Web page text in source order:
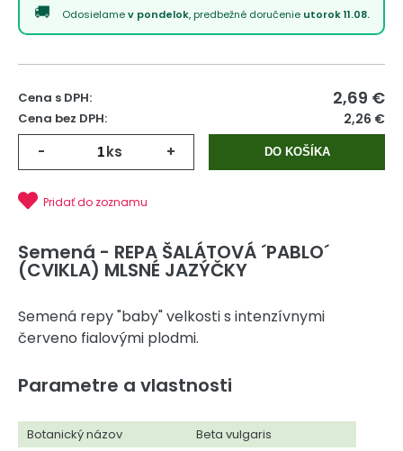
Odosielamev pondelok, predbežné doručenie utorok 11.08.
Cena s DPH: 2,69 €
Cena bez DPH: 2,26 €
- ks + DO KOŠÍKA
Pridať do zoznamu
Semená - REPA ŠALÁTOVÁ ´PABLO´
(CVIKLA) MLSNÉ JAZÝČKY
Semená repy "baby" velkosti s intenzívnymi
červeno fialovými plodmi.
Parametre a vlastnosti
Botanický názov
Beta vulgaris